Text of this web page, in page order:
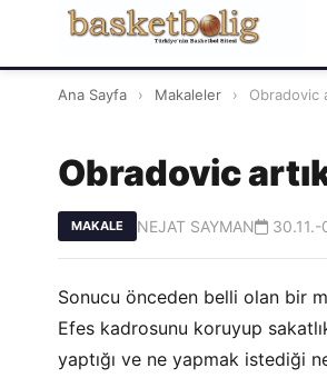
Ana Sayfa › Makaleler › Obradovic
Obradovic
MAKALE NEJAT SAYMAN
Sonucu önceden belli olan bir
Efes kadrosunu koruyup
yaptığı ve ne yapmak istediği